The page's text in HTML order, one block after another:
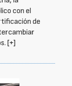
con el
de
[+]